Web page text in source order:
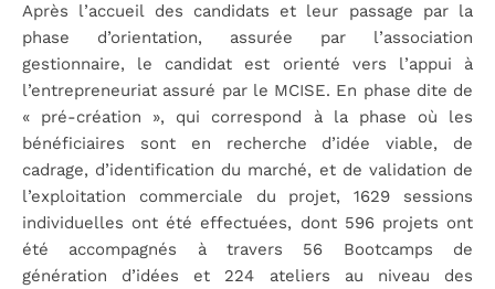
Après l’accueil des candidats et leur passage par la
phase d’orientation, assurée par l’association
gestionnaire, le candidat est orienté vers l’appui à
l’entrepreneuriat assuré par le MCISE. En phase dite de
« pré-création », qui correspond à la phase où les
bénéficiaires sont en recherche d’idée viable, de
cadrage, d’identification du marché, et de validation de
l’exploitation commerciale du projet, 1629 sessions
individuelles ont été effectuées, dont 596 projets ont
été accompagnés à travers 56 Bootcamps de
génération d’idées et 224 ateliers au niveau des